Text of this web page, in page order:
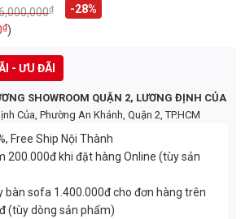
₫
-28%
₫)
- ƯU ĐÃI
SHOWROOM QUẬN 2, LƯƠNG ĐỊNH CỦA
Của, Phường An Khánh, Quận 2, TP.HCM
Free Ship Nội Thành
200.000đ khi đặt hàng Online (tùy sản
bàn sofa 1.400.000đ cho đơn hàng trên
(tùy dòng sản phẩm)